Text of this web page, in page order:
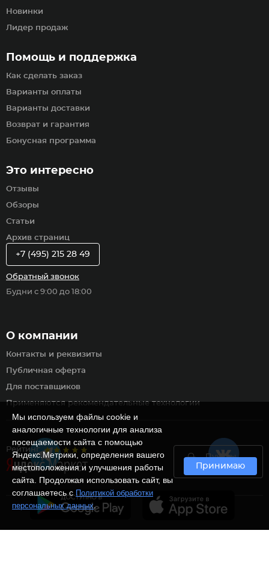
Рейтинг
Пункты
самовывоза
Помощь и поддержка
Как сделать заказ
Варианты оплаты
Варианты доставки
Возврат и гарантия
Бонусная программа
Новинки
Лидер продаж
Это интересно
Отзывы
Обзоры
Статьи
Архив страниц
О компании
Контакты и реквизиты
Публичная оферта
Для поставщиков
Применяются рекомендательные технологии
+7 (495) 215 28 49
Обратный звонок
Будни с 9:00 до 18:00
Мы используем файлы cookie и
аналогичные технологии для анализа
посещаемости сайта с помощью
Яндекс.Метрики, определения вашего
местоположения и улучшения работы
сайта. Продолжая использовать сайт, вы
соглашаетесь с Политикой обработки
персональных данных.
Принимаю